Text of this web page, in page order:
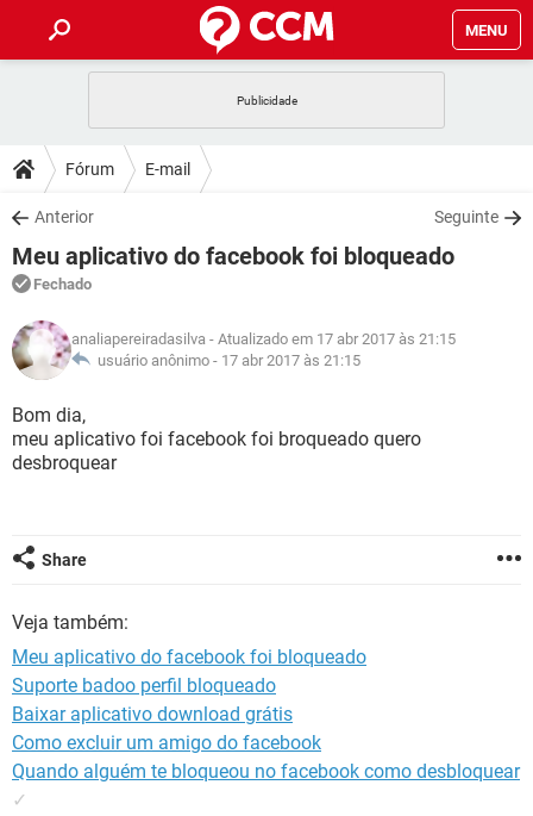
MENU
CELULAR
OUTLOOK
INSTAGRAM GMAIL
GUIA DE COMPRAS
DICAS
JOGOS
OUTLOOK
INSTAGRAM
GUIA DE COMPRAS
DOWNLOADS
JOGOS WHATSAPP
CELULAR
OUTLOOK EXCEL
INSTAGRAM
GUIA DE COMPRAS
FÓRUM
JOGOS
CELULAR FACEBOOK
INSTAGRAM GMAIL
GLOSSÁRIO
JOGOS
CELULAR
OUTLOOK
Fórum E-mail
Anterior Seguinte
Meu aplicativo do facebook foi bloqueado
Fechado
analiapereiradasilva - Atualizado em 17 abr 2017 às 21:15
usuário anônimo - 17 abr 2017 às 21:15
Bom dia,
meu aplicativo foi facebook foi broqueado quero
desbroquear
Share
Veja também:
Meu aplicativo do facebook foi bloqueado
Suporte badoo perfil bloqueado
Baixar aplicativo download grátis
Como excluir um amigo do facebook
Quando alguém te bloqueou no facebook como desbloquear
✓